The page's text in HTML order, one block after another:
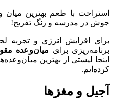
استراحت با طعم بهترین
جوش در مدرسه و زنگ تفریح!
برای افزایش انرژی و تجربه
برنامه‌ریزی برای میان‌وعده
اینجا لیستی از بهترین
کرده‌ایم.
آجیل و مغزها